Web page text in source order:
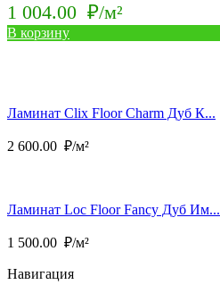
1 004.00 ₽/м²
В корзину
Ламинат Clix Floor Charm Дуб К...
2 600.00 ₽/м²
Ламинат Loc Floor Fancy Дуб Им...
1 500.00 ₽/м²
Навигация